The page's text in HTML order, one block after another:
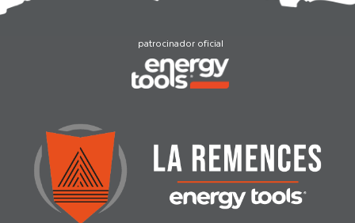
patrocinador oficial